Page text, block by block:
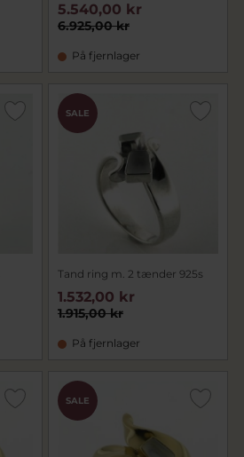
6.925,00 kr
5.540,00 kr
På fjernlager
SALE
Tand ring m. 2 tænder 925s
1.915,00 kr
1.532,00 kr
På fjernlager
SALE